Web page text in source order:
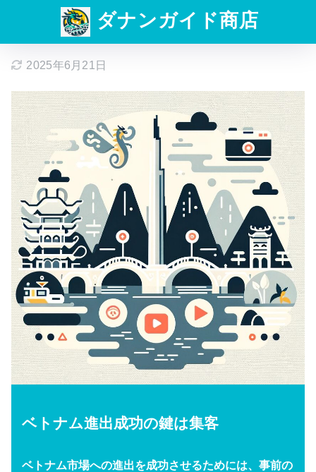
ダナンガイド商店
2025年6月21日
ベトナム進出成功の鍵は集客
ベトナム市場への進出を成功させるためには、事前の